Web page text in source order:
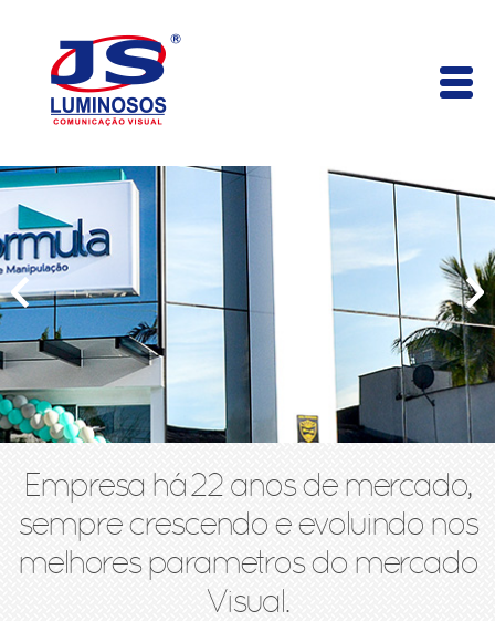
Empresa há 22 anos de mercado,
sempre crescendo e evoluindo nos
melhores parametros do mercado
Visual.